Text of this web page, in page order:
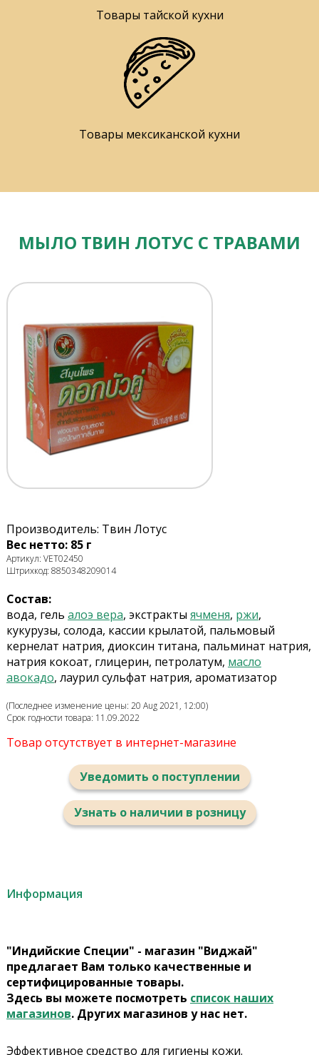
Товары тайской кухни
Товары мексиканской кухни
МЫЛО ТВИН ЛОТУС С ТРАВАМИ
Производитель: Твин Лотус
Вес нетто: 85 г
Артикул: VET02450
Штрихкод: 8850348209014
Состав:
вода, гель алоэ вера, экстракты ячменя, ржи,
кукурузы, солода, кассии крылатой, пальмовый
кернелат натрия, диоксин титана, пальминат натрия,
натрия кокоат, глицерин, петролатум, масло
авокадо, лаурил сульфат натрия, ароматизатор
(Последнее изменение цены: 20 Aug 2021, 12:00)
Срок годности товара: 11.09.2022
Товар отсутствует в интернет-магазине
Уведомить о поступлении
Узнать о наличии в розницу
Информация
"Индийские Специи" - магазин "Виджай"
предлагает Вам только качественные и
сертифицированные товары.
Здесь вы можете посмотреть список наших
магазинов. Других магазинов у нас нет.
Эффективное средство для гигиены кожи.